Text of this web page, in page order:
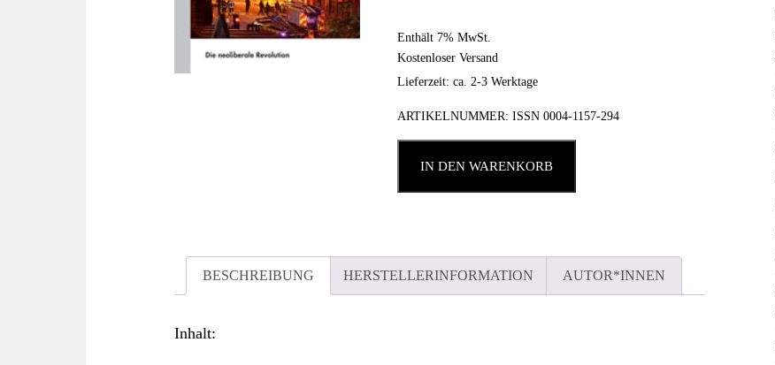
Enthält 7% MwSt.
Kostenloser Versand
Lieferzeit: ca. 2-3 Werktage
ARTIKELNUMMER: ISSN 0004-1157-294
IN DEN WARENKORB
BESCHREIBUNG HERSTELLERINFORMATION AUTOR*INNEN
Inhalt: